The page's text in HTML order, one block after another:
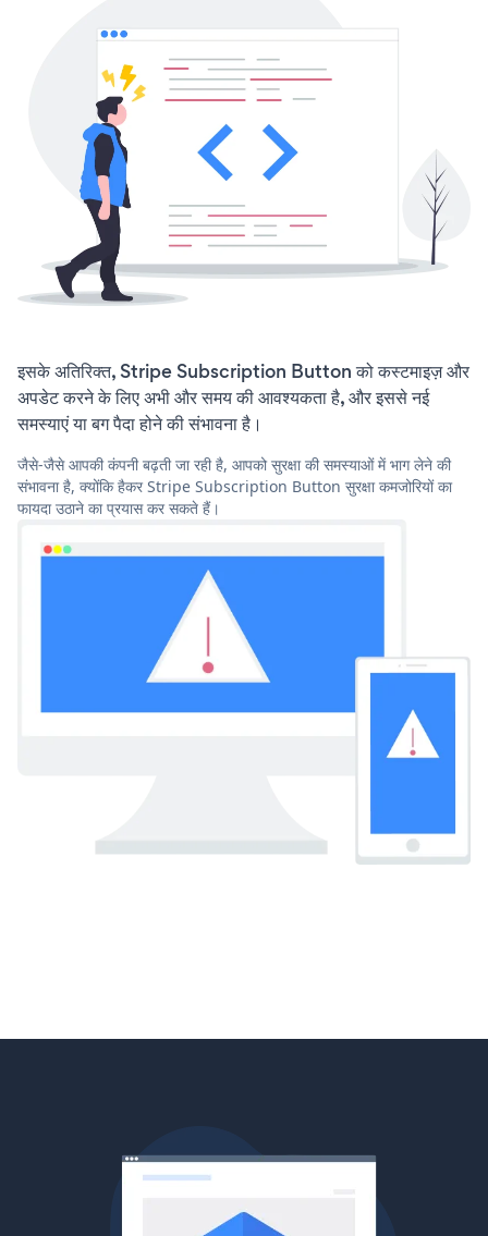
इसके अतिरिक्त, Stripe Subscription Button को कस्टमाइज़ और
अपडेट करने के लिए अभी और समय की आवश्यकता है, और इससे नई
समस्याएं या बग पैदा होने की संभावना है।
जैसे-जैसे आपकी कंपनी बढ़ती जा रही है, आपको सुरक्षा की समस्याओं में भाग लेने की
संभावना है, क्योंकि हैकर Stripe Subscription Button सुरक्षा कमजोरियों का
फायदा उठाने का प्रयास कर सकते हैं।